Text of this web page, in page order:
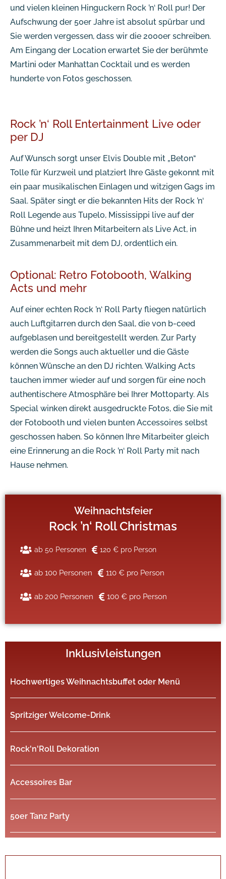
und vielen kleinen Hinguckern Rock ’n‘ Roll pur! Der
Aufschwung der 50er Jahre ist absolut spürbar und
Sie werden vergessen, dass wir die 2000er schreiben.
Am Eingang der Location erwartet Sie der berühmte
Martini oder Manhattan Cocktail und es werden
hunderte von Fotos geschossen.
Rock ’n‘ Roll Entertainment Live oder
per DJ
Auf Wunsch sorgt unser Elvis Double mit „Beton“
Tolle für Kurzweil und platziert Ihre Gäste gekonnt mit
ein paar musikalischen Einlagen und witzigen Gags im
Saal. Später singt er die bekannten Hits der Rock ’n‘
Roll Legende aus Tupelo, Mississippi live auf der
Bühne und heizt Ihren Mitarbeitern als Live Act, in
Zusammenarbeit mit dem DJ, ordentlich ein.
Optional: Retro Fotobooth, Walking
Acts und mehr
Auf einer echten Rock ’n‘ Roll Party fliegen natürlich
auch Luftgitarren durch den Saal, die von b-ceed
aufgeblasen und bereitgestellt werden. Zur Party
werden die Songs auch aktueller und die Gäste
können Wünsche an den DJ richten. Walking Acts
tauchen immer wieder auf und sorgen für eine noch
authentischere Atmosphäre bei Ihrer Mottoparty. Als
Special winken direkt ausgedruckte Fotos, die Sie mit
der Fotobooth und vielen bunten Accessoires selbst
geschossen haben. So können Ihre Mitarbeiter gleich
eine Erinnerung an die Rock ’n‘ Roll Party mit nach
Hause nehmen.
Weihnachtsfeier
Rock ’n‘ Roll Christmas
ab 50 Personen 120 € pro Person
ab 100 Personen 110 € pro Person
ab 200 Personen 100 € pro Person
Inklusivleistungen
Hochwertiges Weihnachtsbuffet oder Menü
Spritziger Welcome-Drink
Rock'n'Roll Dekoration
Accessoires Bar
50er Tanz Party